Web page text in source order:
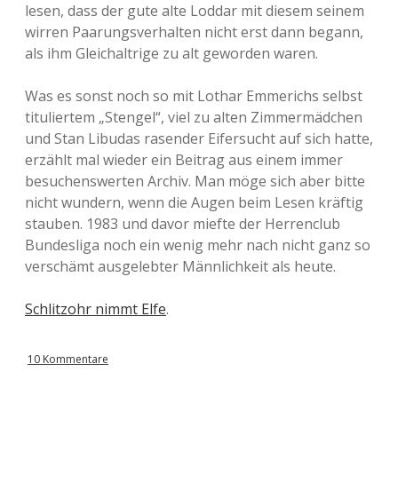
lesen, dass der gute alte Loddar mit diesem seinem
wirren Paarungsverhalten nicht erst dann begann,
als ihm Gleichaltrige zu alt geworden waren.
Was es sonst noch so mit Lothar Emmerichs selbst
tituliertem „Stengel“, viel zu alten Zimmermädchen
und Stan Libudas rasender Eifersucht auf sich hatte,
erzählt mal wieder ein Beitrag aus einem immer
besuchenswerten Archiv. Man möge sich aber bitte
nicht wundern, wenn die Augen beim Lesen kräftig
stauben. 1983 und davor miefte der Herrenclub
Bundesliga noch ein wenig mehr nach nicht ganz so
verschämt ausgelebter Männlichkeit als heute.
Schlitzohr nimmt Elfe.
10 Kommentare